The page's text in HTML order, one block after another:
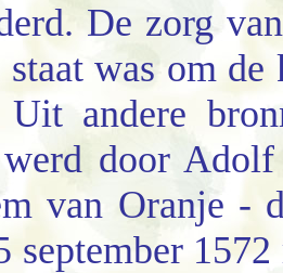
De zorg
was om de
Uit andere
werd door
van Oranje -
september